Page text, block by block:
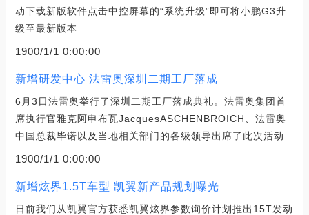
动下载新版软件点击中控屏幕的“系统升级”即可将小鹏G3升
级至最新版本
1900/1/1 0:00:00
新增研发中心 法雷奥深圳二期工厂落成
6月3日法雷奥举行了深圳二期工厂落成典礼。法雷奥集团首
席执行官雅克阿申布瓦JacquesASCHENBROICH、法雷奥
中国总裁毕诺以及当地相关部门的各级领导出席了此次活动
1900/1/1 0:00:00
新增炫界1.5T车型 凯翼新产品规划曝光
日前我们从凯翼官方获悉凯翼炫界参数询价计划推出15T发动